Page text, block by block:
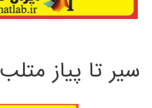
سیر تا پیاز متلب MATLAB